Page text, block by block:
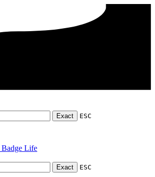
Exact ESC
Badge Life
Exact
ESC